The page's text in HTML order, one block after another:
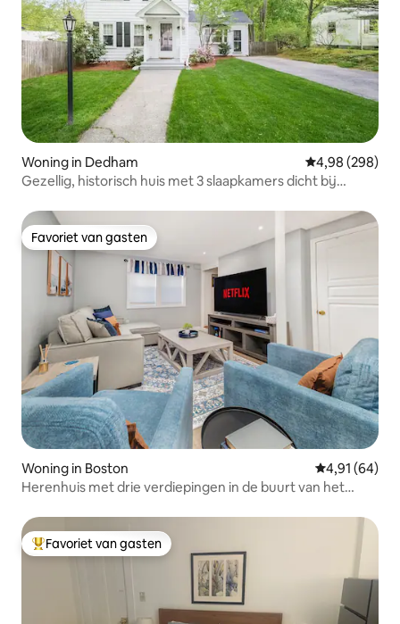
Woning in Dedham Gemiddelde
4,98 (298)
Gezellig, historisch huis met 3 slaapkamers dicht bij
Favoriet van gasten
Favoriet van gasten
Woning in Boston Gemiddelde
4,91 (64)
Herenhuis met drie verdiepingen in de buurt van het
Topfavoriet van gasten
Favoriet van gasten